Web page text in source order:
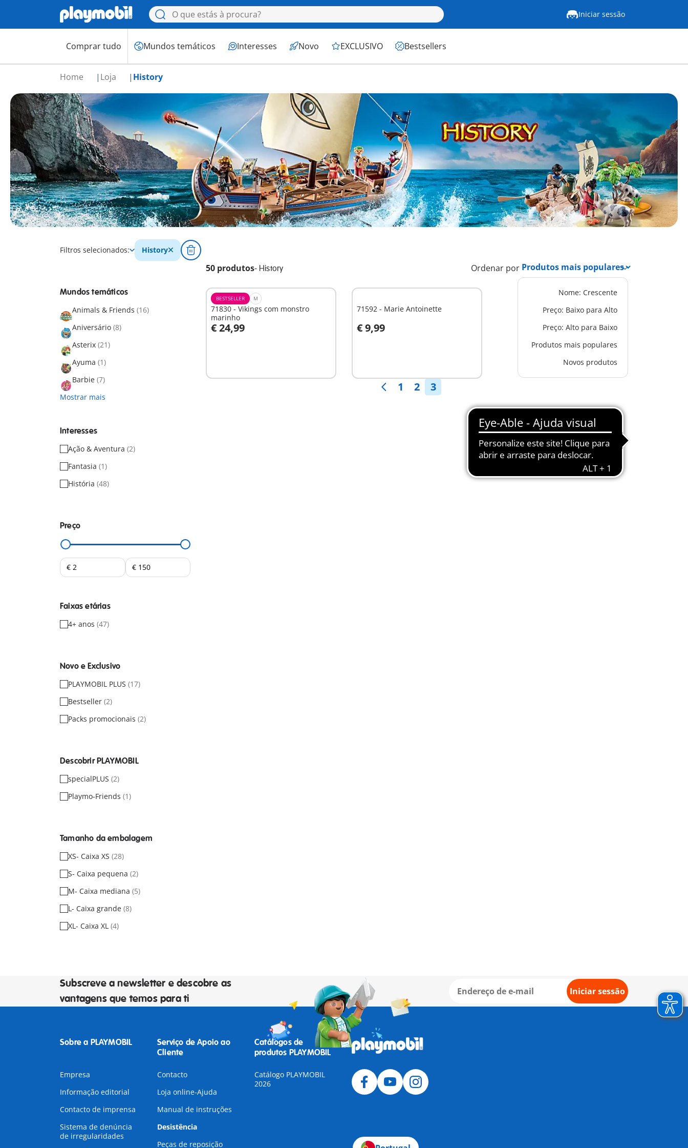
Iniciar sessão
Comprar tudo Mundos temáticos Interesses Novo EXCLUSIVO Bestsellers
Home Loja History
Filtros selecionados: History
50 produtos- History Ordenar por
Nome: Crescente
Preço: Baixo para Alto
Preço: Alto para Baixo
Produtos mais populares
Novos produtos
Mundos temáticos
Animals & Friends (16)
Aniversário (8)
Asterix (21)
Ayuma (1)
Barbie (7)
Mostrar mais
Interesses
Ação & Aventura (2)
Fantasia (1)
História (48)
Preço
Faixas etárias
4+ anos (47)
Novo e Exclusivo
PLAYMOBIL PLUS (17)
Bestseller (2)
Packs promocionais (2)
Descobrir PLAYMOBIL
specialPLUS (2)
Playmo-Friends (1)
Tamanho da embalagem
XS- Caixa XS (28)
S- Caixa pequena (2)
M- Caixa mediana (5)
L- Caixa grande (8)
XL- Caixa XL (4)
BESTSELLER M
71830 - Vikings com monstro
marinho
€ 24,99
Ao carrinho
71592 - Marie Antoinette
€ 9,99
Ao carrinho
1 2 3
Subscreve a newsletter e descobre as
vantagens que temos para ti
Iniciar sessão
Sobre a PLAYMOBIL
Empresa
Informação editorial
Contacto de imprensa
Sistema de denúncia
de irregularidades
Serviço de Apoio ao
Cliente
Contacto
Loja online-Ajuda
Manual de instruções
Desistência
Peças de reposição
Catálogos de
produtos PLAYMOBIL
Catálogo PLAYMOBIL
2026